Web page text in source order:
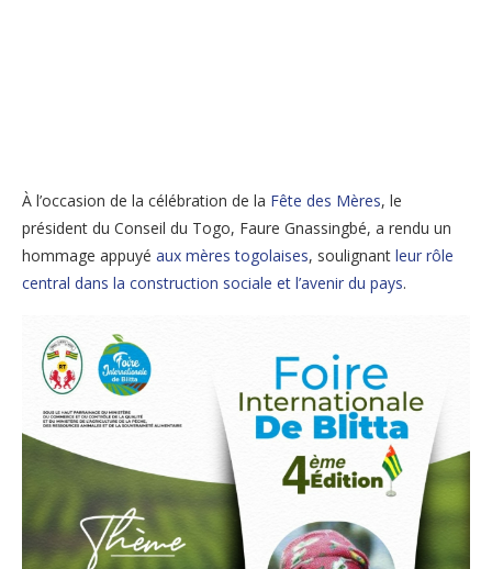
À l’occasion de la célébration de la Fête des Mères, le
président du Conseil du Togo, Faure Gnassingbé, a rendu un
hommage appuyé aux mères togolaises, soulignant leur rôle
central dans la construction sociale et l’avenir du pays.